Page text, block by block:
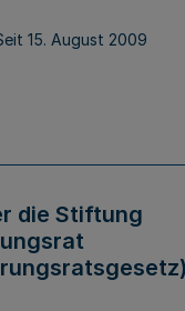
15. August 2009
die Stiftung